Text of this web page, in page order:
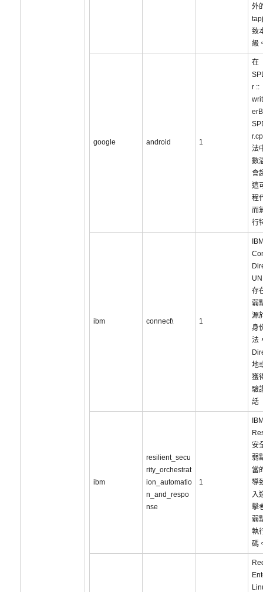
外
致
級
google android 1
在
r ::
法
數
會
這
程
而
行
ibm connect\ 1
存
弱
源
身
法
地
獲
驗
話
ibm
resilient_secu
rity_orchestrat
ion_automatio
n_and_respo
nse
1
安
弱
當
導
入
擊
弱
執
碼